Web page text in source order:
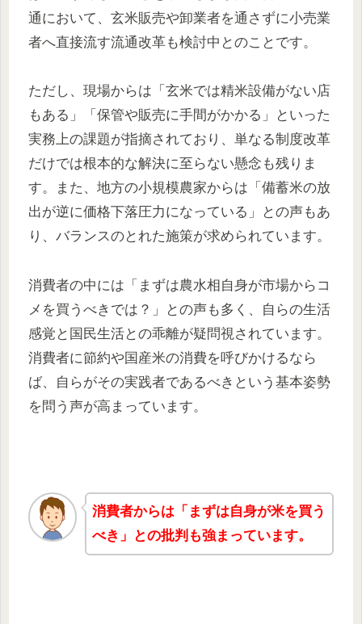
通において、玄米販売や卸業者を通さずに小売業
者へ直接流す流通改革も検討中とのことです。
ただし、現場からは「玄米では精米設備がない店
もある」「保管や販売に手間がかかる」といった
実務上の課題が指摘されており、単なる制度改革
だけでは根本的な解決に至らない懸念も残りま
す。また、地方の小規模農家からは「備蓄米の放
出が逆に価格下落圧力になっている」との声もあ
り、バランスのとれた施策が求められています。
消費者の中には「まずは農水相自身が市場からコ
メを買うべきでは？」との声も多く、自らの生活
感覚と国民生活との乖離が疑問視されています。
消費者に節約や国産米の消費を呼びかけるなら
ば、自らがその実践者であるべきという基本姿勢
を問う声が高まっています。
消費者からは「まずは自身が米を買う
べき」との批判も強まっています。